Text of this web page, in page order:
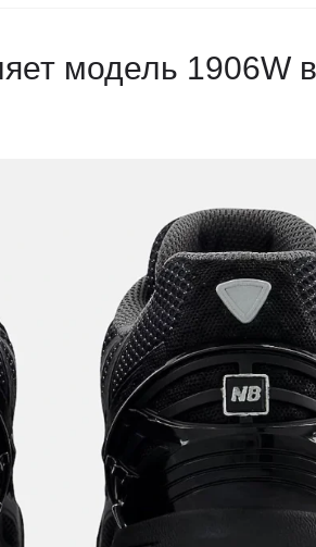
модель 1906W